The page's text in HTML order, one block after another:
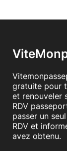
gratuite pour
et renouveler
RDV
passer un
RDV et
avez obtenu.